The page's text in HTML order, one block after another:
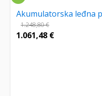
Akumulatorska leđna
1.248,80€
1.061,48 €